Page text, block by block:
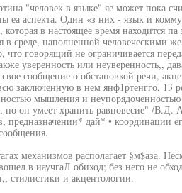
"человек в языке" яе может пока
еа аспекта. Один «з них - язык и
в настоящее время находится
в среде, наполненной человеческими
что говорящий не ограничивается
уверенность или неуверенность,,
свое сообщение о обстановкой речи,
заключенную в нем янф1ртенгго, 13
мышления и
он умеет хранить равновесие" /В.Д.
предназначении* дай* • координации
механизмов располагает §м$аза.
в иаучгаЛ обиход; без него не
стилистики и акцентологии.